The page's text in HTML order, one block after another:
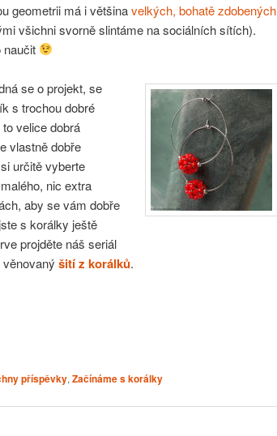
geometrii má i většinavelkých, bohatě zdobených
všichni svorně slintáme na sociálních sítích).
se o projekt, se
s trochou dobré
velice dobrá
vlastně dobře
určitě vyberte
nic extra
aby se vám dobře
s korálky ještě
projděte náš seriál
šití z korálků.
příspěvky,Začínáme s korálky